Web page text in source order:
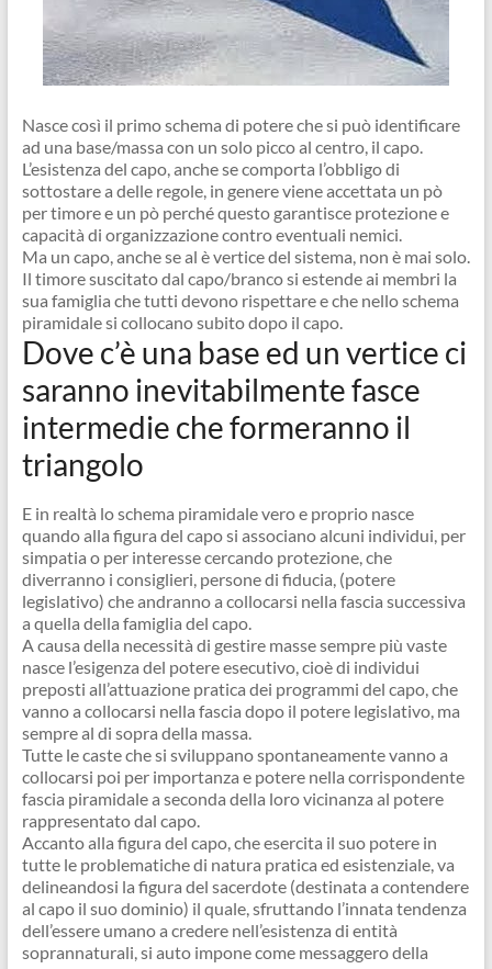
Nasce così il primo schema di potere che si può identificare
ad una base/massa con un solo picco al centro, il capo.
L’esistenza del capo, anche se comporta l’obbligo di
sottostare a delle regole, in genere viene accettata un pò
per timore e un pò perché questo garantisce protezione e
capacità di organizzazione contro eventuali nemici.
Ma un capo, anche se al è vertice del sistema, non è mai solo.
Il timore suscitato dal capo/branco si estende ai membri la
sua famiglia che tutti devono rispettare e che nello schema
piramidale si collocano subito dopo il capo.
Dove c’è una base ed un vertice ci
saranno inevitabilmente fasce
intermedie che formeranno il
triangolo
E in realtà lo schema piramidale vero e proprio nasce
quando alla figura del capo si associano alcuni individui, per
simpatia o per interesse cercando protezione, che
diverranno i consiglieri, persone di fiducia, (potere
legislativo) che andranno a collocarsi nella fascia successiva
a quella della famiglia del capo.
A causa della necessità di gestire masse sempre più vaste
nasce l’esigenza del potere esecutivo, cioè di individui
preposti all’attuazione pratica dei programmi del capo, che
vanno a collocarsi nella fascia dopo il potere legislativo, ma
sempre al di sopra della massa.
Tutte le caste che si sviluppano spontaneamente vanno a
collocarsi poi per importanza e potere nella corrispondente
fascia piramidale a seconda della loro vicinanza al potere
rappresentato dal capo.
Accanto alla figura del capo, che esercita il suo potere in
tutte le problematiche di natura pratica ed esistenziale, va
delineandosi la figura del sacerdote (destinata a contendere
al capo il suo dominio) il quale, sfruttando l’innata tendenza
dell’essere umano a credere nell’esistenza di entità
soprannaturali, si auto impone come messaggero della